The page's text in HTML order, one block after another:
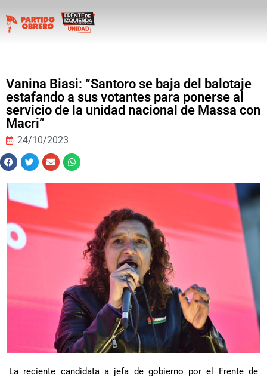
Vanina Biasi: “Santoro se baja del balotaje
estafando a sus votantes para ponerse al
servicio de la unidad nacional de Massa con
Macri”
24/10/2023
La reciente candidata a jefa de gobierno por el Frente de